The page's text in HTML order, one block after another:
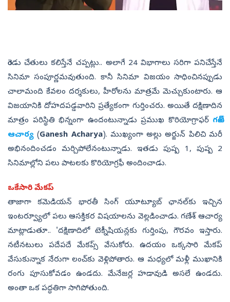
రెండు చేతులు కలిస్తేనే చప్పట్లు.. అలాగే 24 విభాగాలు సరిగా పనిచేస్తేనే
సినిమా సంపూర్ణమవుతుంది. కానీ సినిమా విజయం సాధించినప్పుడు
చాలామంది కేవలం దర్శకులు, హీరోలను మాత్రమే మెచ్చుకుంటారు. ఆ
విజయానికి దోహదపడ్డవారిని ప్రత్యేకంగా గుర్తించరు. అయితే దక్షిణాదిన
మాత్రం పరిస్థితి భిన్నంగా ఉందంటున్నాడు ప్రముఖ కొరియోగ్రాఫర్‌ గణేశ్‌
ఆచార్య (Ganesh Acharya). ముఖ్యంగా అల్లు అర్జున్‌ పిలిచి మరీ
అభినందించడం మర్చిపోలేనంటున్నాడు. ఇతడు పుష్ప 1, పుష్ప 2
సినిమాల్లోని పలు పాటలకు కొరియోగ్రఫీ అందించాడు.
ఒకేసారి మేకప్‌
తాజాగా కమెడియన్‌ భారతీ సింగ్‌ యూట్యూబ్‌ ఛానల్‌కు ఇచ్చిన
ఇంటర్వ్యూలో పలు ఆసక్తికర విషయాలను వెల్లడించాడు. గణేశ్‌ ఆచార్య
మాట్లాడుతూ.. 'దక్షిణాదిలో టెక్నీషియన్లకు గుర్తింపు, గౌరవం ఇస్తారు.
నటీనటులు పదేపదే మేకప్స్‌ వేసుకోరు. ఉదయం ఒక్కసారి మేకప్‌
వేసుకున్నాక నేరుగా లంచ్‌కు వెళ్లిపోతారు. ఆ మధ్యలో మళ్లీ ముఖానికి
రంగు పూసుకోవడం ఉండదు. మేనేజర్ల హడావుడి అసలే ఉండదు.
అంతా ఒక పద్ధతిగా సాగిపోతుంది.